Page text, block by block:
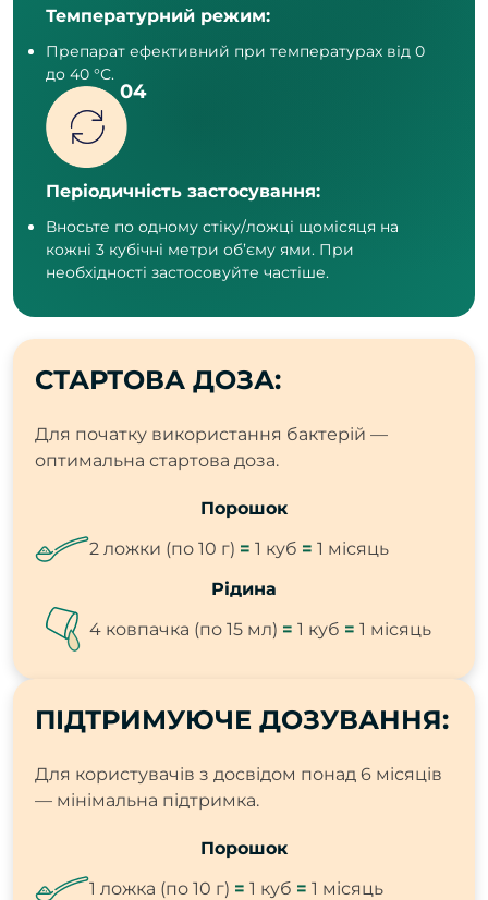
Температурний режим:
Препарат ефективний при температурах від 0
до 40 °С.
Періодичність застосування:
Вносьте по одному стіку/ложці щомісяця на
кожні 3 кубічні метри об’єму ями. При
необхідності застосовуйте частіше.
СТАРТОВА ДОЗА:
Для початку використання бактерій —
оптимальна стартова доза.
Порошок
2 ложки (по 10 г) = 1 куб = 1 місяць
Рідина
4 ковпачка (по 15 мл) = 1 куб = 1 місяць
ПІДТРИМУЮЧЕ ДОЗУВАННЯ:
Для користувачів з досвідом понад 6 місяців
— мінімальна підтримка.
Порошок
1 ложка (по 10 г) = 1 куб = 1 місяць